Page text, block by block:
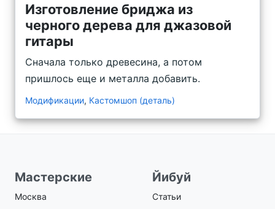
Изготовление бриджа из
черного дерева для джазовой
гитары
Сначала только древесина, а потом
пришлось еще и металла добавить.
Модификации, Кастомшоп (деталь)
Мастерские
Москва
Йибуй
Статьи